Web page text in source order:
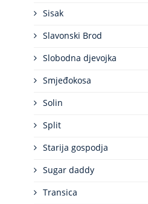
Sisak
Slavonski Brod
Slobodna djevojka
Smjeđokosa
Solin
Split
Starija gospodja
Sugar daddy
Transica